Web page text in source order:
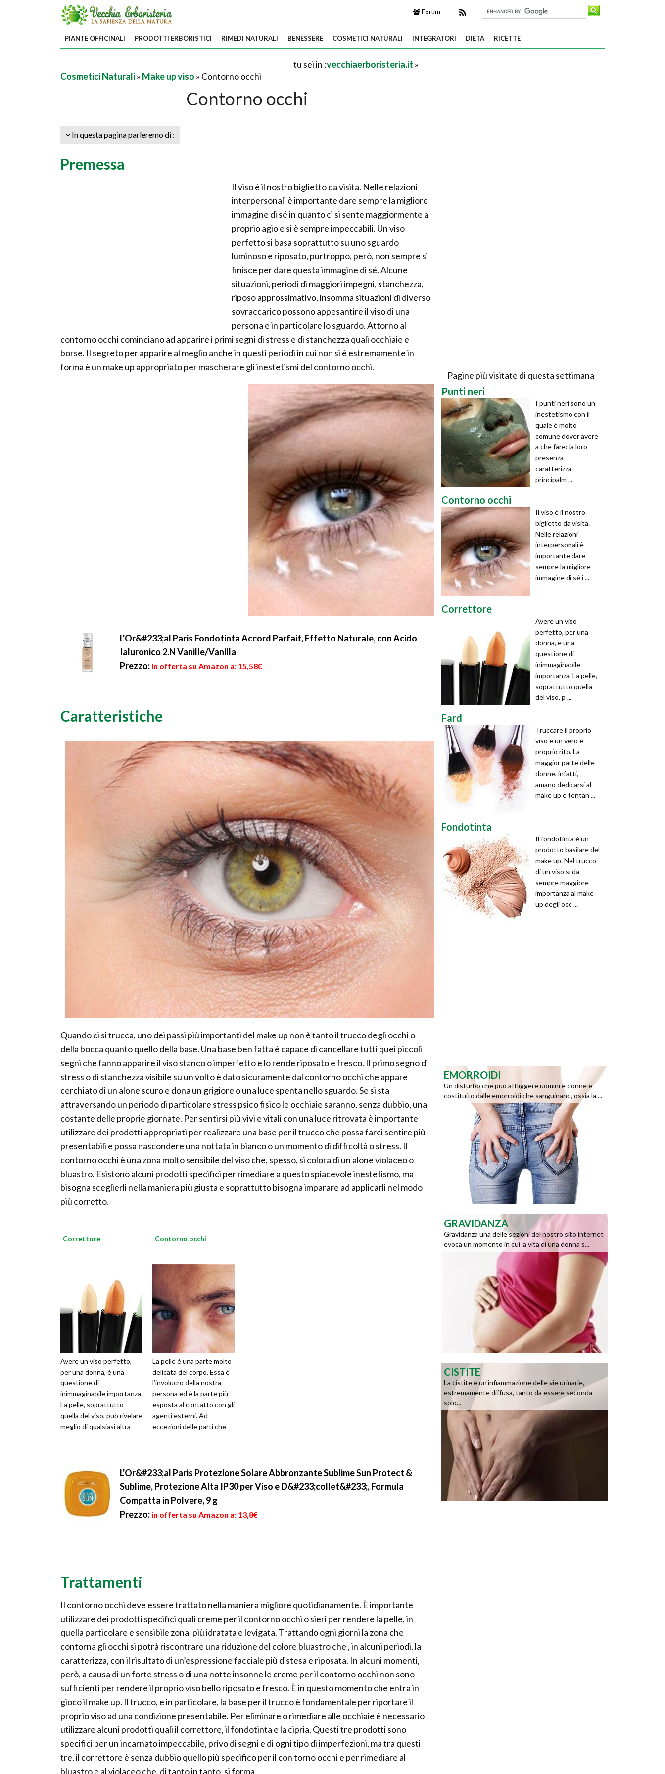
Forum
PIANTE OFFICINALI PRODOTTI ERBORISTICI RIMEDI NATURALI BENESSERE COSMETICI NATURALI INTEGRATORI DIETA RICETTE
tu sei in :vecchiaerboristeria.it »
Cosmetici Naturali» Make up viso » Contorno occhi
Contorno occhi
In questa pagina parleremo di :
Premessa
Il viso è il nostro biglietto da visita. Nelle relazioni
interpersonali è importante dare sempre la migliore
immagine di sé in quanto ci si sente maggiormente a
proprio agio e si è sempre impeccabili. Un viso
perfetto si basa soprattutto su uno sguardo
luminoso e riposato, purtroppo, però, non sempre si
finisce per dare questa immagine di sé. Alcune
situazioni, periodi di maggiori impegni, stanchezza,
riposo approssimativo, insomma situazioni di diverso
sovraccarico possono appesantire il viso di una
persona e in particolare lo sguardo. Attorno al
contorno occhi cominciano ad apparire i primi segni di stress e di stanchezza quali occhiaie e
borse. Il segreto per apparire al meglio anche in questi periodi in cui non si è estremamente in
forma è un make up appropriato per mascherare gli inestetismi del contorno occhi.
L'Or&#233;al Paris Fondotinta Accord Parfait, Effetto Naturale, con Acido
Ialuronico 2.N Vanille/Vanilla
Prezzo: in offerta su Amazon a: 15,58€
Caratteristiche
Quando ci si trucca, uno dei passi più importanti del make up non è tanto il trucco degli occhi o
della bocca quanto quello della base. Una base ben fatta è capace di cancellare tutti quei piccoli
segni che fanno apparire il viso stanco o imperfetto e lo rende riposato e fresco. Il primo segno di
stress o di stanchezza visibile su un volto è dato sicuramente dal contorno occhi che appare
cerchiato di un alone scuro e dona un grigiore o una luce spenta nello sguardo. Se si sta
attraversando un periodo di particolare stress psico fisico le occhiaie saranno, senza dubbio, una
costante delle proprie giornate. Per sentirsi più vivi e vitali con una luce ritrovata è importante
utilizzare dei prodotti appropriati per realizzare una base per il trucco che possa farci sentire più
presentabili e possa nascondere una nottata in bianco o un momento di difficoltà o stress. Il
contorno occhi è una zona molto sensibile del viso che, spesso, si colora di un alone violaceo o
bluastro. Esistono alcuni prodotti specifici per rimediare a questo spiacevole inestetismo, ma
bisogna sceglierli nella maniera più giusta e soprattutto bisogna imparare ad applicarli nel modo
più corretto.
Correttore
Avere un viso perfetto,
per una donna, è una
questione di
inimmaginabile importanza.
La pelle, soprattutto
quella del viso, può rivelare
meglio di qualsiasi altra
Contorno occhi
La pelle è una parte molto
delicata del corpo. Essa è
l’involucro della nostra
persona ed è la parte più
esposta al contatto con gli
agenti esterni. Ad
eccezioni delle parti che
L'Or&#233;al Paris Protezione Solare Abbronzante Sublime Sun Protect &
Sublime, Protezione Alta IP30 per Viso e D&#233;collet&#233;, Formula
Compatta in Polvere, 9 g
Prezzo: in offerta su Amazon a: 13,8€
Trattamenti
Il contorno occhi deve essere trattato nella maniera migliore quotidianamente. È importante
utilizzare dei prodotti specifici quali creme per il contorno occhi o sieri per rendere la pelle, in
quella particolare e sensibile zona, più idratata e levigata. Trattando ogni giorni la zona che
contorna gli occhi si potrà riscontrare una riduzione del colore bluastro che , in alcuni periodi, la
caratterizza, con il risultato di un’espressione facciale più distesa e riposata. In alcuni momenti,
però, a causa di un forte stress o di una notte insonne le creme per il contorno occhi non sono
sufficienti per rendere il proprio viso bello riposato e fresco. È in questo momento che entra in
gioco il make up. Il trucco, e in particolare, la base per il trucco è fondamentale per riportare il
proprio viso ad una condizione presentabile. Per eliminare o rimediare alle occhiaie è necessario
utilizzare alcuni prodotti quali il correttore, il fondotinta e la cipria. Questi tre prodotti sono
specifici per un incarnato impeccabile, privo di segni e di ogni tipo di imperfezioni, ma tra questi
tre, il correttore è senza dubbio quello più specifico per il con torno occhi e per rimediare al
bluastro e al violaceo che, di tanto in tanto, si forma.
Pagine più visitate di questa settimana
Punti neri
I punti neri sono un
inestetismo con il
quale è molto
comune dover avere
a che fare: la loro
presenza
caratterizza
principalm ...
Contorno occhi
Il viso è il nostro
biglietto da visita.
Nelle relazioni
interpersonali è
importante dare
sempre la migliore
immagine di sé i ...
Correttore
Avere un viso
perfetto, per una
donna, è una
questione di
inimmaginabile
importanza. La pelle,
soprattutto quella
del viso, p ...
Fard
Truccare il proprio
viso è un vero e
proprio rito. La
maggior parte delle
donne, infatti,
amano dedicarsi al
make up e tentan ...
Fondotinta
Il fondotinta è un
prodotto basilare del
make up. Nel trucco
di un viso si da
sempre maggiore
importanza al make
up degli occ ...
EMORROIDI
Un disturbo che può affliggere uomini e donne è
costituito dalle emorroidi che sanguinano, ossia la ...
GRAVIDANZA
Gravidanza una delle sezioni del nostro sito internet
evoca un momento in cui la vita di una donna s...
CISTITE
La cistite è un'infiammazione delle vie urinarie,
estremamente diffusa, tanto da essere seconda
solo...